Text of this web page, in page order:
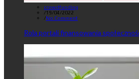
crowdfunding
/19/04/2022
/No Comment
Rola portali finansowania